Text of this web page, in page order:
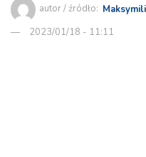
autor / źródło:
2023/01/18 - 11:11